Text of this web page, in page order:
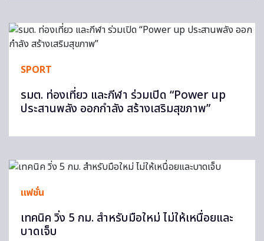
SPORT
รมต. ท่องเที่ยว และกีฬา ร่วมเปิด “Power up
ประสานพลัง ออกกำลัง สร้างเสริมสุขภาพ”
แฟชั่น
เทคนิค วิ่ง 5 กม. สำหรับมือใหม่ ไม่ให้เหนื่อยและ
บาดเจ็บ